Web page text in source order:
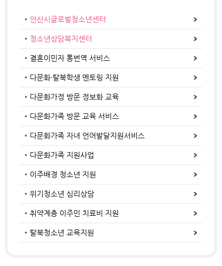
안산시글로벌청소년센터
청소년상담복지센터
결혼이민자 통번역 서비스
다문화·탈북학생 멘토링 지원
다문화가정 방문 정보화 교육
다문화가족 방문 교육 서비스
다문화가족 자녀 언어발달지원서비스
다문화가족 지원사업
이주배경 청소년 지원
위기청소년 심리상담
취약계층 이주민 치료비 지원
탈북청소년 교육지원